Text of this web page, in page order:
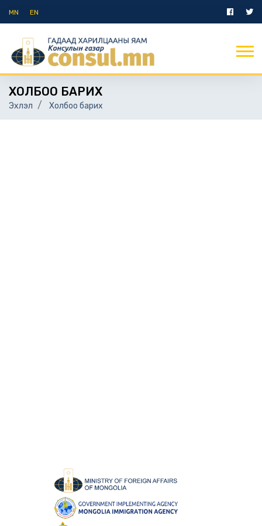
MN EN
ХОЛБОО БАРИХ
Эхлэл Холбоо барих